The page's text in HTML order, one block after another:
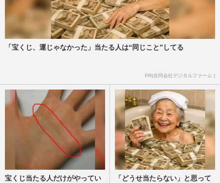
「宝くじ、運じゃなかった」当たる人は“同じこと”してる
PR(合同会社デジタルファーム )
宝くじ当たる人だけがやってい
「どうせ当たらない」と思って